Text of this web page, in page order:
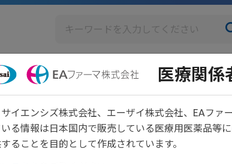
疾患情報
の役割-治療ゴールの
医療関係
イエンシズ株式会社、エーザイ株式会社、EAファ
る情報は日本国内で販売している医療用医薬品等
ることを目的として作成されています。